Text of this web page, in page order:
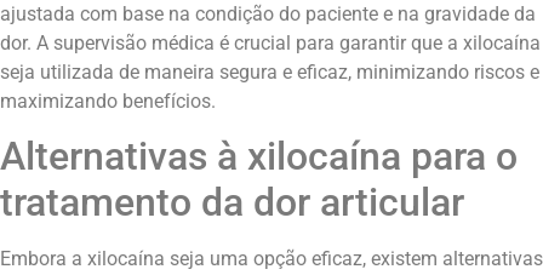
ajustada com base na condição do paciente e na gravidade da
dor. A supervisão médica é crucial para garantir que a xilocaína
seja utilizada de maneira segura e eficaz, minimizando riscos e
maximizando benefícios.
Alternativas à xilocaína para o
tratamento da dor articular
Embora a xilocaína seja uma opção eficaz, existem alternativas